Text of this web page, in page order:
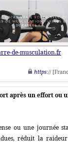
de-musculation.fr
https://
après un effort ou
ou une journée
réduit la